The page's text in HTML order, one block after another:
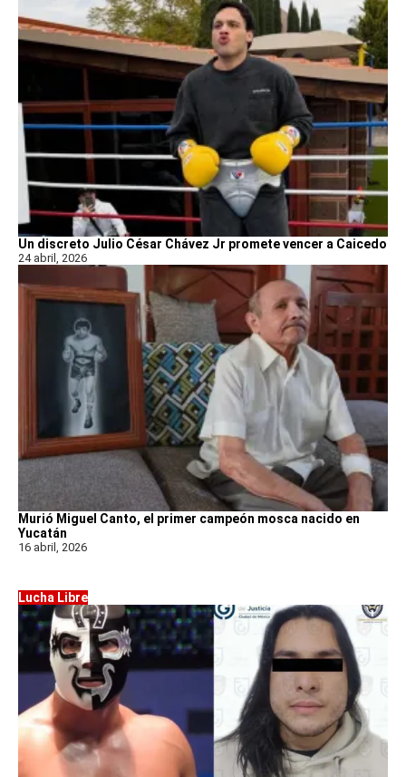
Un discreto Julio César Chávez Jr promete vencer a Caicedo
24 abril, 2026
Murió Miguel Canto, el primer campeón mosca nacido en
Yucatán
16 abril, 2026
Lucha Libre